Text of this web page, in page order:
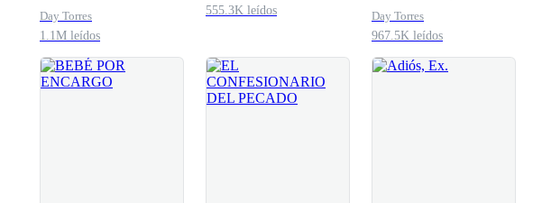
CEO
Day Torres
1.1M leídos
555.3K leídos
DE VERDAD
Day Torres
967.5K leídos